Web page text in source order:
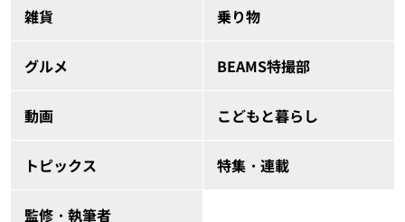
雑貨 乗り物
グルメ BEAMS特撮部
動画 こどもと暮らし
トピックス 特集・連載
監修・執筆者